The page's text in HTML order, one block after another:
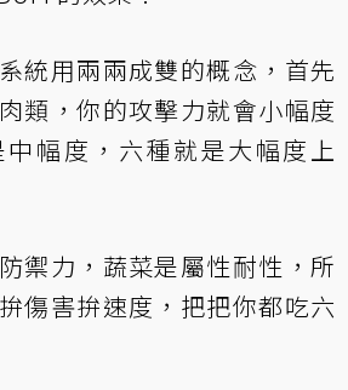
統用兩兩成雙的概念，首先
類，你的攻擊力就會小幅度
幅度，六種就是大幅度上
禦力，蔬菜是屬性耐性，所
傷害拚速度，把把你都吃六